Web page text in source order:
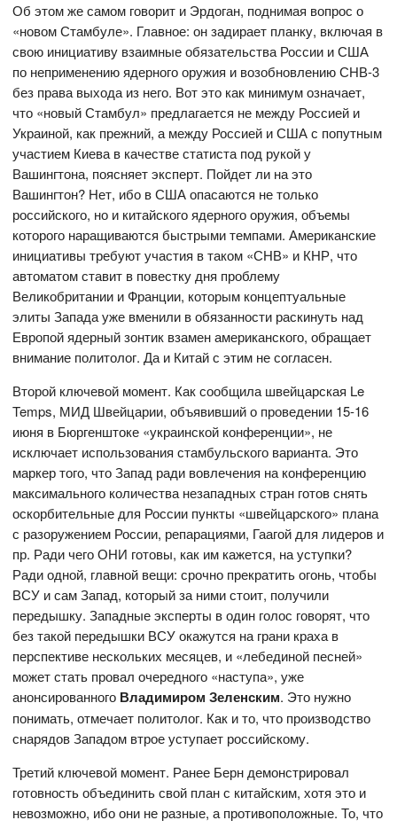
Об этом же самом говорит и Эрдоган, поднимая вопрос о
«новом Стамбуле». Главное: он задирает планку, включая в
свою инициативу взаимные обязательства России и США
по неприменению ядерного оружия и возобновлению СНВ-3
без права выхода из него. Вот это как минимум означает,
что «новый Стамбул» предлагается не между Россией и
Украиной, как прежний, а между Россией и США с попутным
участием Киева в качестве статиста под рукой у
Вашингтона, поясняет эксперт. Пойдет ли на это
Вашингтон? Нет, ибо в США опасаются не только
российского, но и китайского ядерного оружия, объемы
которого наращиваются быстрыми темпами. Американские
инициативы требуют участия в таком «СНВ» и КНР, что
автоматом ставит в повестку дня проблему
Великобритании и Франции, которым концептуальные
элиты Запада уже вменили в обязанности раскинуть над
Европой ядерный зонтик взамен американского, обращает
внимание политолог. Да и Китай с этим не согласен.
Второй ключевой момент. Как сообщила швейцарская Le
Temps, МИД Швейцарии, объявивший о проведении 15-16
июня в Бюргенштоке «украинской конференции», не
исключает использования стамбульского варианта. Это
маркер того, что Запад ради вовлечения на конференцию
максимального количества незападных стран готов снять
оскорбительные для России пункты «швейцарского» плана
с разоружением России, репарациями, Гаагой для лидеров и
пр. Ради чего ОНИ готовы, как им кажется, на уступки?
Ради одной, главной вещи: срочно прекратить огонь, чтобы
ВСУ и сам Запад, который за ними стоит, получили
передышку. Западные эксперты в один голос говорят, что
без такой передышки ВСУ окажутся на грани краха в
перспективе нескольких месяцев, и «лебединой песней»
может стать провал очередного «наступа», уже
анонсированного Владимиром Зеленским. Это нужно
понимать, отмечает политолог. Как и то, что производство
снарядов Западом втрое уступает российскому.
Третий ключевой момент. Ранее Берн демонстрировал
готовность объединить свой план с китайским, хотя это и
невозможно, ибо они не разные, а противоположные. То, что